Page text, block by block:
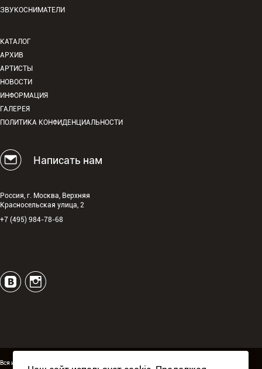
ЗВУКОСНИМАТЕЛИ
КАТАЛОГ
АРХИВ
АРТИСТЫ
НОВОСТИ
ИНФОРМАЦИЯ
ГАЛЕРЕЯ
ПОЛИТИКА КОНФИДЕНЦИАЛЬНОСТИ
Написать нам
Россия, г. Москва, Верхняя
Красносельская улица, 2
+7 (495) 984-78-68
Вся информация, размещённая на сайте espguitars.ru,